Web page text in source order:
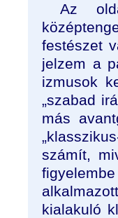
Az
festészet
jelzem a
izmusok
„szabad
más
számít,
kialakuló